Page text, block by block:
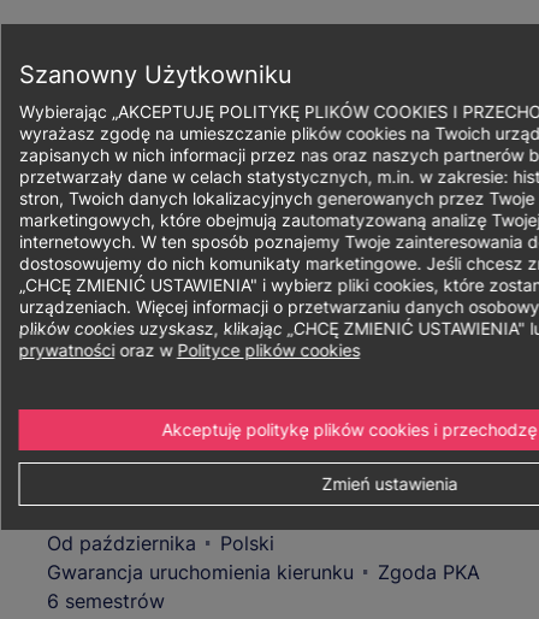
treści
Ścieżka
nawigacyjna
Zarządzanie
Sposób realizacji:
Hybryda Smart
Od października
Polski
Gwarancja uruchomienia kierunku
Zgoda PKA
6 semestrów
Szanowny Użytkowniku
Wybierając „AKCEPTUJĘ POLITYKĘ PLIKÓW COOKIES I
wyrażasz zgodę na umieszczanie plików cookies na Twoich
zapisanych w nich informacji przez nas oraz naszych partnerów
przetwarzały dane w celach statystycznych, m.in. w zakresie:
stron, Twoich danych lokalizacyjnych generowanych przez
marketingowych, które obejmują zautomatyzowaną analizę
internetowych. W ten sposób poznajemy Twoje zainteresowania
dostosowujemy do nich komunikaty marketingowe. Jeśli chcesz
„CHCĘ ZMIENIĆ USTAWIENIA" i wybierz pliki cookies, które
urządzeniach. Więcej informacji o przetwarzaniu danych
plików cookies uzyskasz, klikając „CHCĘ ZMIENIĆ USTAWIENIA"
prywatnościoraz w Polityce plików cookies
Zmień ustawienia
Akceptuję politykę plików cookies i